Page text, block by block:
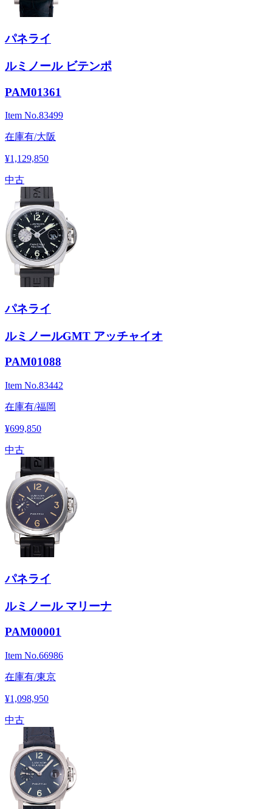
パネライ
ルミノール ビテンポ
PAM01361
Item No.83499
在庫有/大阪
¥1,129,850
中古
パネライ
ルミノールGMT アッチャイオ
PAM01088
Item No.83442
在庫有/福岡
¥699,850
中古
パネライ
ルミノール マリーナ
PAM00001
Item No.66986
在庫有/東京
¥1,098,950
中古